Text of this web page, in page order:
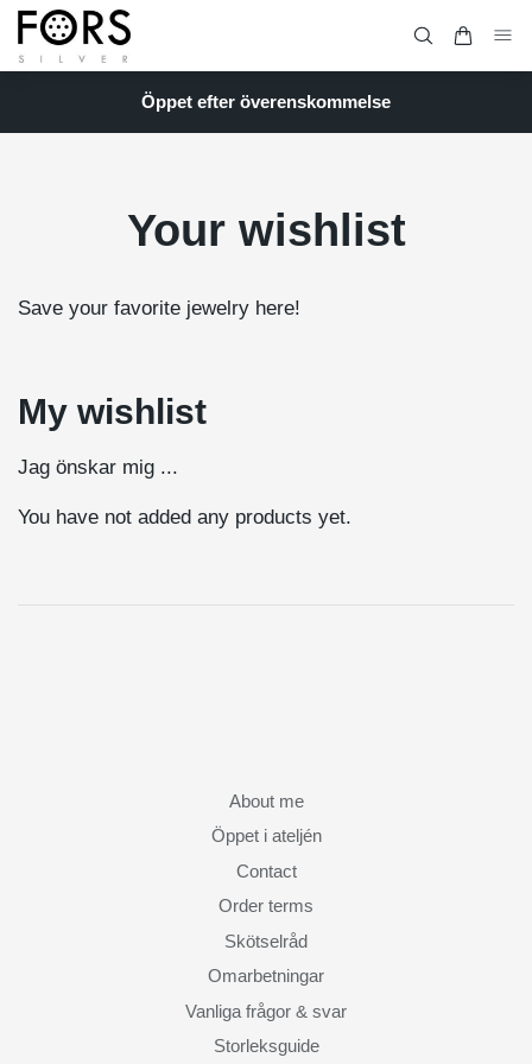
Öppet efter överenskommelse
Your wishlist
Save your favorite jewelry here!
My wishlist
Jag önskar mig ...
You have not added any products yet.
About me
Öppet i ateljén
Contact
Order terms
Skötselråd
Omarbetningar
Vanliga frågor & svar
Storleksguide